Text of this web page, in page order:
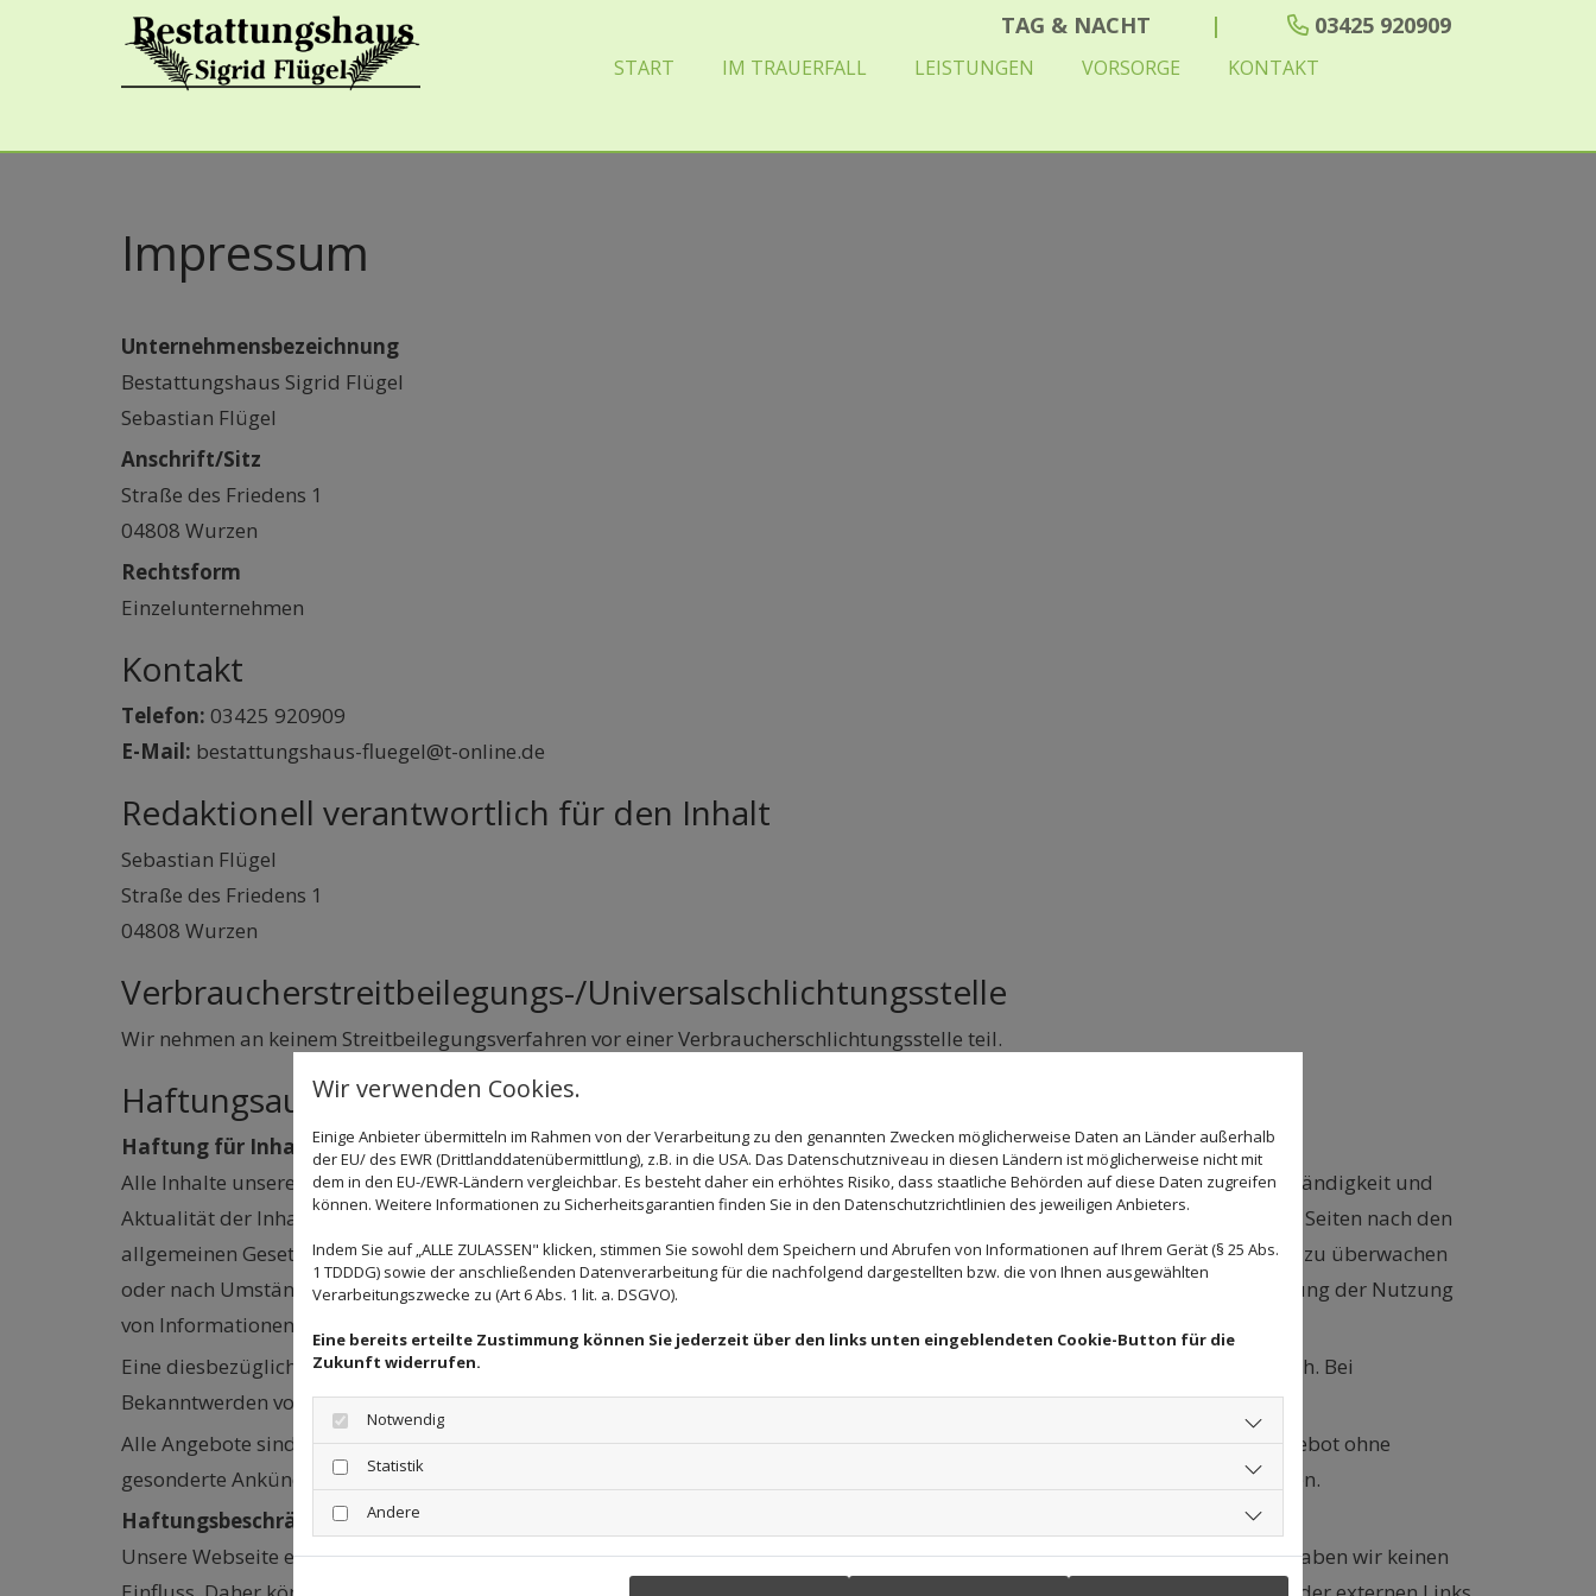
TAG & NACHT | 03425 920909
START IM TRAUERFALL LEISTUNGEN VORSORGE KONTAKT
Impressum
Unternehmensbezeichnung
Bestattungshaus Sigrid Flügel
Sebastian Flügel
Anschrift/Sitz
Straße des Friedens 1
04808 Wurzen
Rechtsform
Einzelunternehmen
Kontakt
Telefon: 03425 920909
E-Mail: bestattungshaus-fluegel@t-online.de
Redaktionell verantwortlich für den Inhalt
Sebastian Flügel
Straße des Friedens 1
04808 Wurzen
Verbraucherstreitbeilegungs-/Universalschlichtungsstelle
Wir nehmen an keinem Streitbeilegungsverfahren vor einer Verbraucherschlichtungsstelle teil.
Haftungsausschluss
Haftung für Inhalte
Alle Inhalte unseres Internetauftritts wurden mit größter Sorgfalt und nach bestem Gewissen erstellt. Für die Richtigkeit, Vollständigkeit und
Aktualität der Inhalte können wir jedoch keine Gewähr übernehmen. Als Diensteanbieter sind wir für eigene Inhalte auf diesen Seiten nach den
allgemeinen Gesetzen verantwortlich. Wir sind jedoch nicht verpflichtet, übermittelte oder gespeicherte fremde Informationen zu überwachen
oder nach Umständen zu forschen, die auf eine rechtswidrige Tätigkeit hinweisen. Verpflichtungen zur Entfernung oder Sperrung der Nutzung
von Informationen nach den allgemeinen Gesetzen bleiben hiervon unberührt.
Eine diesbezügliche Haftung ist jedoch erst ab dem Zeitpunkt der Kenntniserlangung einer konkreten Rechtsverletzung möglich. Bei
Bekanntwerden von den o.g. Rechtsverletzungen werden wir diese Inhalte unverzüglich entfernen.
Alle Angebote sind freibleibend und unverbindlich. Wir behalten uns ausdrücklich vor, Teile der Seiten oder das gesamte Angebot ohne
gesonderte Ankündigung zu verändern, zu ergänzen, zu löschen oder die Veröffentlichung zeitweise oder endgültig einzustellen.
Haftungsbeschränkung für externe Links
Unsere Webseite enthält Links auf externe Webseiten Dritter. Auf die Inhalte dieser direkt oder indirekt verlinkten Webseiten haben wir keinen
Wir verwenden Cookies.
Einige Anbieter übermitteln im Rahmen von der Verarbeitung zu den genannten Zwecken möglicherweise Daten an Länder außerhalb
der EU/ des EWR (Drittlanddatenübermittlung), z.B. in die USA. Das Datenschutzniveau in diesen Ländern ist möglicherweise nicht mit
dem in den EU-/EWR-Ländern vergleichbar. Es besteht daher ein erhöhtes Risiko, dass staatliche Behörden auf diese Daten zugreifen
können. Weitere Informationen zu Sicherheitsgarantien finden Sie in den Datenschutzrichtlinien des jeweiligen Anbieters.
Indem Sie auf „ALLE ZULASSEN" klicken, stimmen Sie sowohl dem Speichern und Abrufen von Informationen auf Ihrem Gerät (§ 25 Abs.
1 TDDDG) sowie der anschließenden Datenverarbeitung für die nachfolgend dargestellten bzw. die von Ihnen ausgewählten
Verarbeitungszwecke zu (Art 6 Abs. 1 lit. a. DSGVO).
Eine bereits erteilte Zustimmung können Sie jederzeit über den links unten eingeblendeten Cookie-Button für die
Zukunft widerrufen.
Notwendig
Statistik
Andere